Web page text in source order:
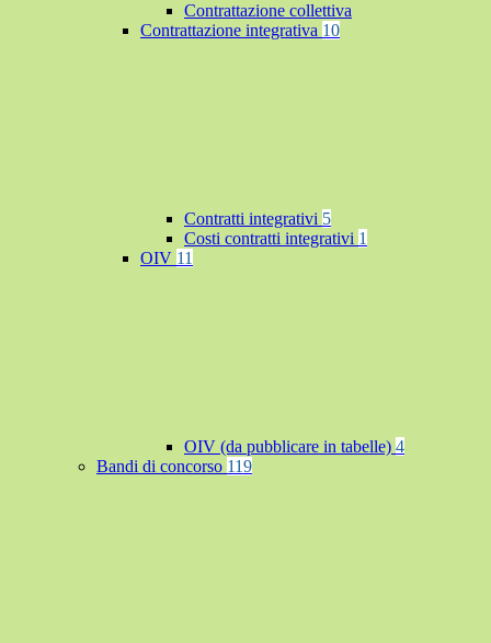
Contrattazione collettiva
Contrattazione integrativa 10
Contratti integrativi 5
Costi contratti integrativi 1
OIV 11
OIV (da pubblicare in tabelle) 4
Bandi di concorso 119